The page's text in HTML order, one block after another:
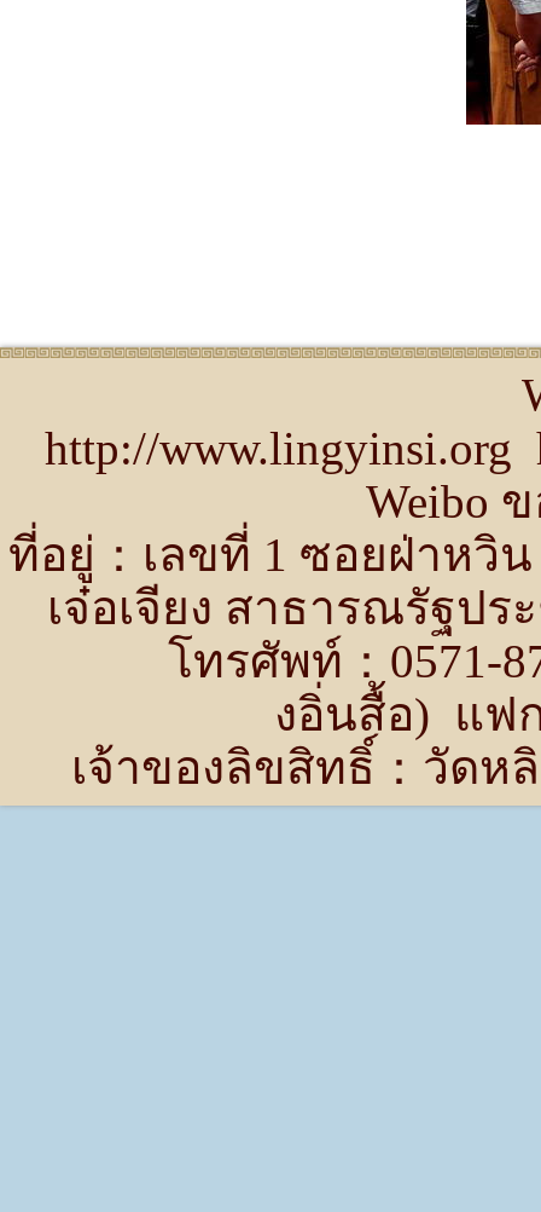
http://
Weibo
ที่อยู่：เลขที่ 1 ซอยฝ่าห
เจ๋อเจียง สาธารณรัฐป
โทรศัพท์：0571-
งอิ่นสื้อ) แฟก
เจ้าของลิขสิทธิ์：วัดห